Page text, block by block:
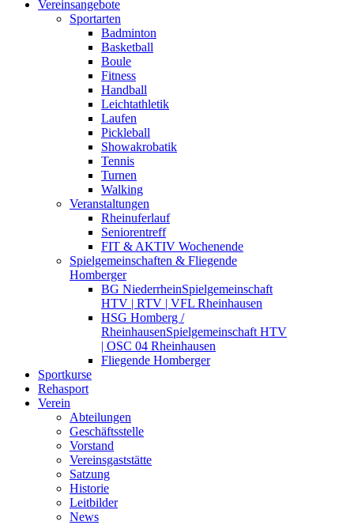
Close
Vereinsangebote
Sportarten
Badminton
Basketball
Boule
Fitness
Handball
Leichtathletik
Laufen
Pickleball
Showakrobatik
Tennis
Turnen
Walking
Veranstaltungen
Rheinuferlauf
Seniorentreff
FIT & AKTIV Wochenende
Spielgemeinschaften & Fliegende
Homberger
BG NiederrheinSpielgemeinschaft
HTV | RTV | VFL Rheinhausen
HSG Homberg /
RheinhausenSpielgemeinschaft HTV
| OSC 04 Rheinhausen
Fliegende Homberger
Sportkurse
Rehasport
Verein
Abteilungen
Geschäftsstelle
Vorstand
Vereinsgaststätte
Satzung
Historie
Leitbilder
News